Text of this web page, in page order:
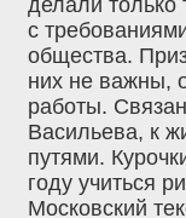
с
общества.
них не важны,
работы.
Васильева, к
путями.
году учиться
Московский